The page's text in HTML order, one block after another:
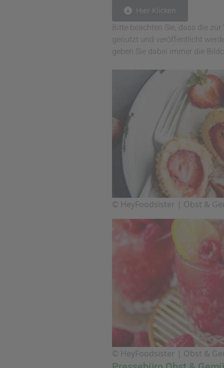
Hier Klicken
Bitte beachten Sie, dass die
genutzt und veröffentlicht
geben Sie dabei immer die
© HeyFoodsister | Obst &
© HeyFoodsister | Obst &